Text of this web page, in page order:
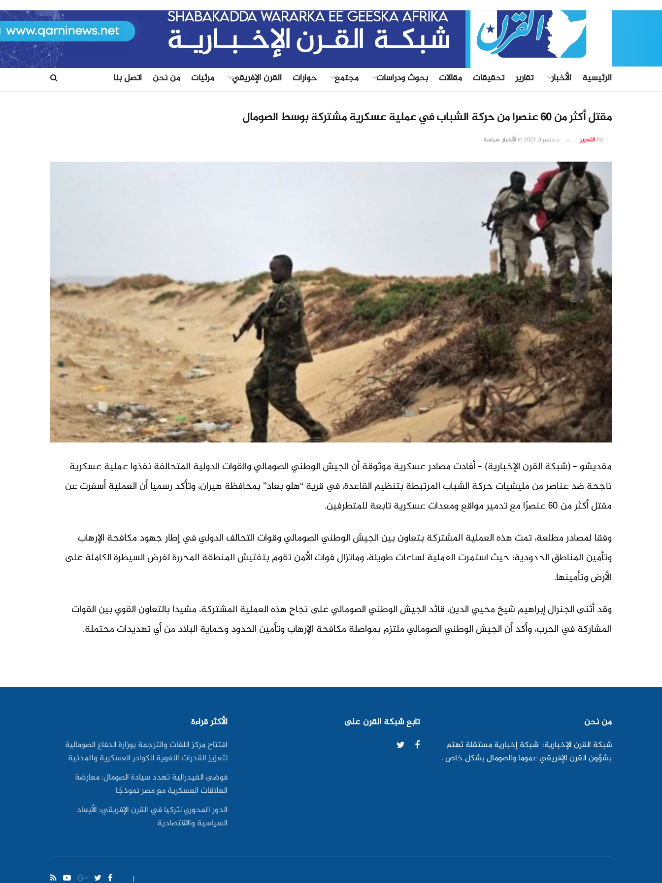
الرئيسية الأخبار تقارير تحقيقات مقالات بحوث ودراسات مجتمع حوارات القرن الإفريقي مرئيات من نحن اتصل بنا​
مقتل أكثر من 60 عنصرا من حركة الشباب في عملية عسكرية مشتركة بوسط الصومال
byالتحرير ديسمبر 3, 2023 in الأخبار,سياسة
مقديشو – (شبكة القرن الإخبارية) – أفادت مصادر عسكرية موثوقة أن الجيش الوطني الصومالي والقوات الدولية المتحالفة نفذوا عملية عسكرية
ناجحة ضد عناصر من مليشيات حركة الشباب المرتبطة بتنظيم القاعدة، في قرية “هلو بعاد” بمحافظة هيران، وتأكد رسميا أن العملية أسفرت عن
مقتل أكثر من 60 عنصرًا مع تدمير مواقع ومعدات عسكرية تابعة للمتطرفين.
وفقا لمصادر مطلعة، تمت هذه العملية المشتركة بتعاون بين الجيش الوطني الصومالي وقوات التحالف الدولي في إطار جهود مكافحة الإرهاب
وتأمين المناطق الحدودية؛ حيث استمرت العملية لساعات طويلة، وماتزال قوات الأمن تقوم بتفتيش المنطقة المحررة لفرض السيطرة الكاملة على
الأرض وتأمينها.
وقد أثنى الجنرال إبراهيم شيخ محيي الدين، قائد الجيش الوطني الصومالي على نجاح هذه العملية المشتركة، مشيدا بالتعاون القوي بين القوات
المشاركة في الحرب، وأكد أن الجيش الوطني الصومالي ملتزم بمواصلة مكافحة الإرهاب وتأمين الحدود وحماية البلاد من أي تهديدات محتملة.
من نحن
شبكة القرن الإخبارية: شبكة إخبارية مستقلة تهتم
بشؤون القرن الإفريقي عموما والصومال بشكل خاص .
تابع شبكة القرن على الأكثر قراءة
افتتاح مركز اللغات والترجمة بوزارة الدفاع الصومالية
لتعزيز القدرات اللغوية للكوادر العسكرية والمدنية
فوضى الفيدرالية تهدد سيادة الصومال: معارضة
العلاقات العسكرية مع مصر نموذجًا
الدور المحوري لتركيا في القرن الإفريقي: الأبعاد
السياسية والاقتصادية
|